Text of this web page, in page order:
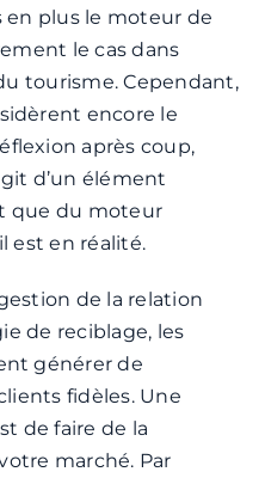
plus le moteur de
le cas dans
tourisme. Cependant,
encore le
après coup,
d’un élément
que du moteur
est en réalité.
de la relation
de reciblage, les
générer de
fidèles. Une
de faire de la
marché. Par